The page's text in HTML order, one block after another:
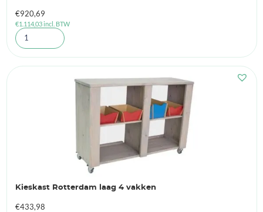
€920,69
€1.114,03incl. BTW
Kieskast Rotterdam laag 4 vakken
€433,98